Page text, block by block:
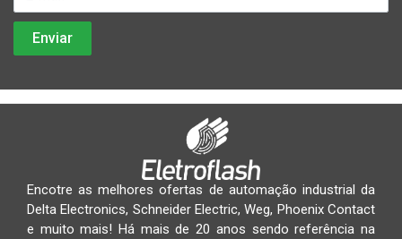
Encotre as melhores ofertas de automação industrial da
Delta Electronics, Schneider Electric, Weg, Phoenix Contact
e muito mais! Há mais de 20 anos sendo referência na